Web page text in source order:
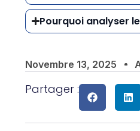
Pourquoi analyser
Novembre 13, 2025
Partager :